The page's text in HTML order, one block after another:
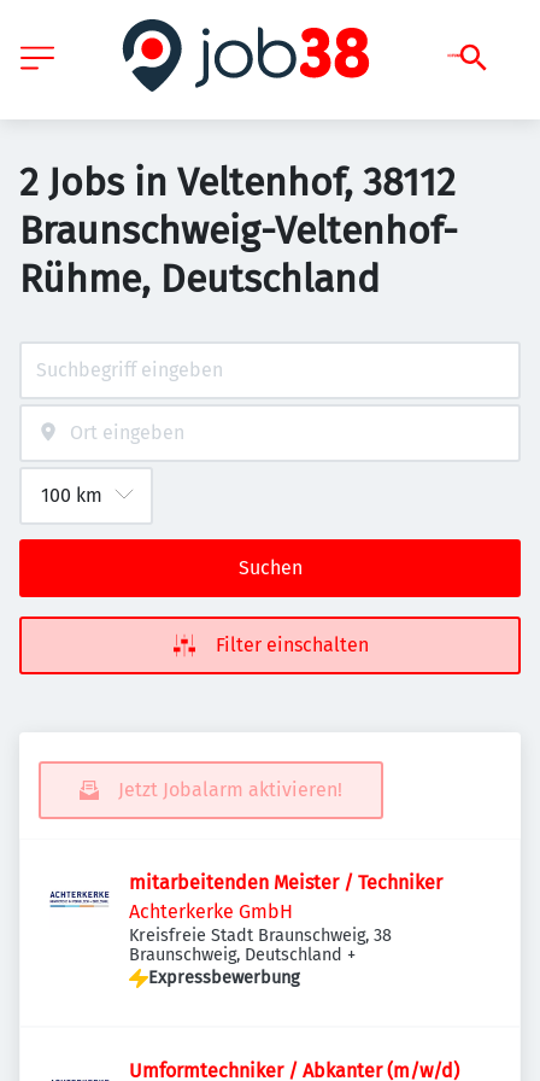
2 Jobs in Veltenhof, 38112
Braunschweig-Veltenhof-
Rühme, Deutschland
Suchen
Filter einschalten
Jetzt Jobalarm aktivieren!
mitarbeitenden Meister / Techniker
Achterkerke GmbH
Kreisfreie Stadt Braunschweig, 38
Braunschweig, Deutschland +
Expressbewerbung
Umformtechniker / Abkanter (m/w/d)